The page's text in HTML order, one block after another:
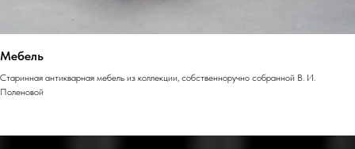
Мебель
Старинная антикварная мебель из коллекции, собственноручно собранной В. И.
Поленовой